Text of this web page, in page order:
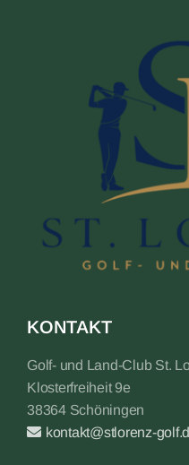
KONTAKT
Golf- und Land-Club St.
Klosterfreiheit 9e
38364 Schöningen
kontakt@stlorenz-